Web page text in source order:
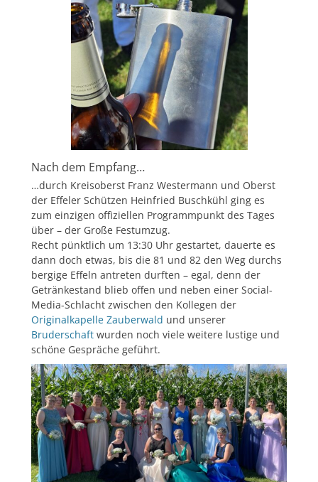
Nach dem Empfang…
…durch Kreisoberst Franz Westermann und Oberst
der Effeler Schützen Heinfried Buschkühl ging es
zum einzigen offiziellen Programmpunkt des Tages
über – der Große Festumzug.
Recht pünktlich um 13:30 Uhr gestartet, dauerte es
dann doch etwas, bis die 81 und 82 den Weg durchs
bergige Effeln antreten durften – egal, denn der
Getränkestand blieb offen und neben einer Social-
Media-Schlacht zwischen den Kollegen der
Originalkapelle Zauberwald und unserer
Bruderschaft wurden noch viele weitere lustige und
schöne Gespräche geführt.